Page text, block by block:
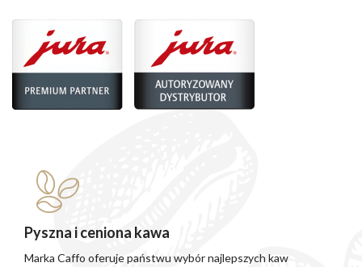
Pyszna i ceniona kawa
Marka Caffo oferuje państwu wybór najlepszych kaw